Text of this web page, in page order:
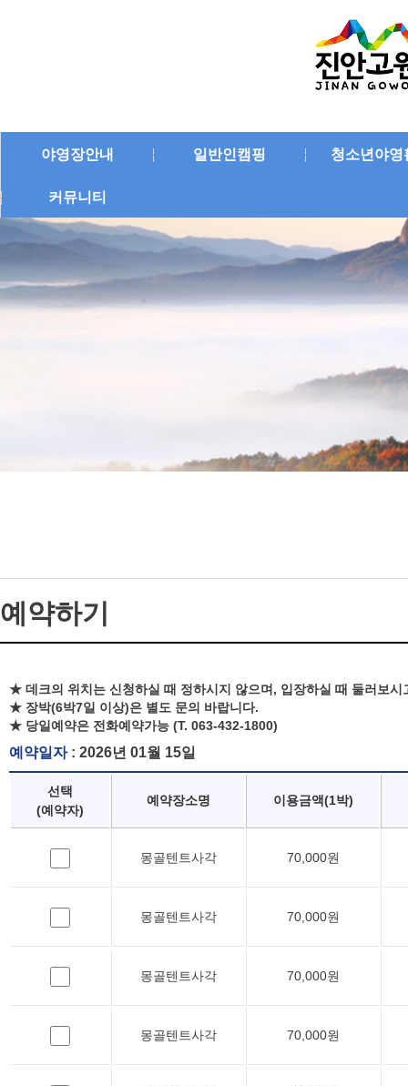
야영장안내 일반인캠핑 청소년야영
커뮤니티
예약하기
★ 데크의 위치는 신청하실 때 정하시지 않으며, 입장하실 때 둘러보시
★ 장박(6박7일 이상)은 별도 문의 바랍니다.
★ 당일예약은 전화예약가능 (T. 063-432-1800)
예약일자: 2026년 01월 15일
선택
(예약자)
예약장소명 이용금액(1박)
몽골텐트사각 70,000원
몽골텐트사각 70,000원
몽골텐트사각 70,000원
몽골텐트사각 70,000원